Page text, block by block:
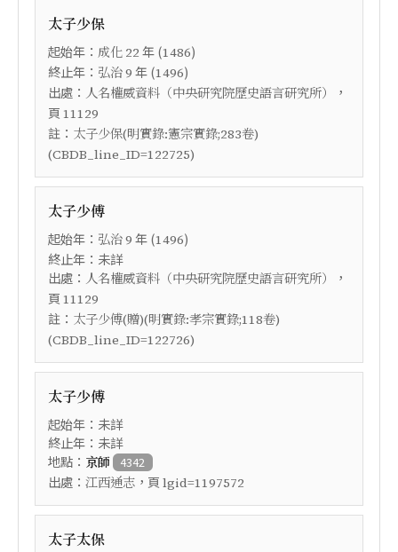
太子少保
起始年： 成化 22 年 (1486)
終止年： 弘治9 年 (1496)
出處： 人名權威資料（中央研究院歷史語言研究所）
，
頁 11129
註： 太子少保(明實錄:憲宗實錄;283卷)
(CBDB_line_ID=122725)
太子少傅
起始年： 弘治9 年 (1496)
終止年：未詳
出處： 人名權威資料（中央研究院歷史語言研究所）
，
頁 11129
註： 太子少傅(贈)(明實錄:孝宗實錄;118卷)
(CBDB_line_ID=122726)
太子少傅
起始年：未詳
終止年：未詳
地點： 京師 4342
出處： 江西通志 ，頁 lgid=1197572
太子太保